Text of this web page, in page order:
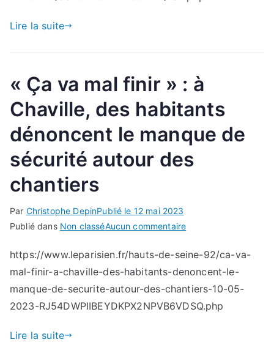
un
à
le
dans
la
chaussée
crée
Lire la suite
« Ça va mal finir » : à
Chaville, des habitants
dénoncent le manque de
sécurité autour des
chantiers
Par Christophe DepinPublié le 12 mai 2023
Publié dans Non classéAucun commentairesur
va
mal
finir » :
à
https://www.leparisien.fr/hauts-de-seine-92/ca-va-
mal-finir-a-chaville-des-habitants-denoncent-le-
manque-de-securite-autour-des-chantiers-10-05-
2023-RJ54DWPIIBEYDKPX2NPVB6VDSQ.php
Lire la suite